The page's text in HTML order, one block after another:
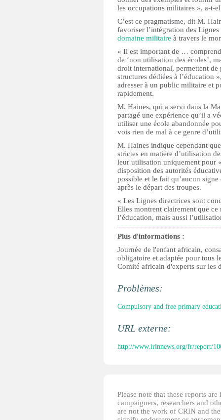
les occupations militaires », a-t-
C’est ce pragmatisme, dit M.
favoriser l’intégration des
domaine militaire à travers le
« Il est important de …
de ‘non utilisation des écoles’,
droit international, permettent de
structures dédiées à l’éducation
adresser à un public militaire et
rapidement.
M. Haines, qui a servi dans la
partagé une expérience qu’il a
utiliser une école abandonnée
vois rien de mal à ce genre
M. Haines indique cependant
strictes en matière d’utilisation
leur utilisation uniquement pour
disposition des autorités
possible et le fait qu’aucun
après le départ des troupes.
« Les Lignes directrices sont
Elles montrent clairement que ce
l’éducation, mais aussi
Plus d'informations :
Journée de l'enfant africain,
obligatoire et adaptée pour tous
Comité africain d'experts sur les
Problèmes:
Compulsory and free primary
URL externe:
http://www.irinnews.org/fr/report/
Please note that these reports
campaigners, researchers and
are not the work of CRIN and